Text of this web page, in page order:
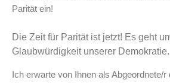
Parität ein!
Die Zeit für Parität ist jetzt! Es geht
Glaubwürdigkeit unserer Demokratie.
Ich erwarte von Ihnen als Abgeordnete/r